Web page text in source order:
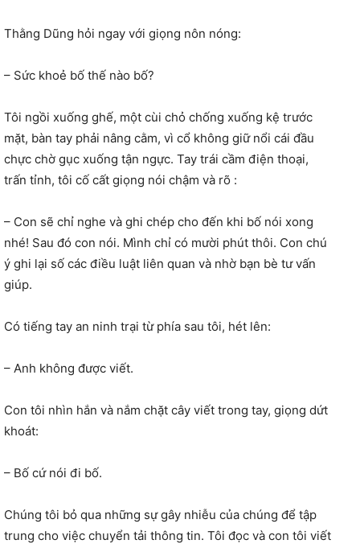
Thằng Dũng hỏi ngay với giọng nôn nóng:
– Sức khoẻ bố thế nào bố?
Tôi ngồi xuống ghế, một cùi chỏ chống xuống kệ trước
mặt, bàn tay phải nâng cằm, vì cổ không giữ nổi cái đầu
chực chờ gục xuống tận ngực. Tay trái cầm điện thoại,
trấn tỉnh, tôi cố cất giọng nói chậm và rõ :
– Con sẽ chỉ nghe và ghi chép cho đến khi bố nói xong
nhé! Sau đó con nói. Mình chỉ có mười phút thôi. Con chú
ý ghi lại số các điều luật liên quan và nhờ bạn bè tư vấn
giúp.
Có tiếng tay an ninh trại từ phía sau tôi, hét lên:
– Anh không được viết.
Con tôi nhìn hắn và nắm chặt cây viết trong tay, giọng dứt
khoát:
– Bố cứ nói đi bố.
Chúng tôi bỏ qua những sự gây nhiễu của chúng để tập
trung cho việc chuyển tải thông tin. Tôi đọc và con tôi viết